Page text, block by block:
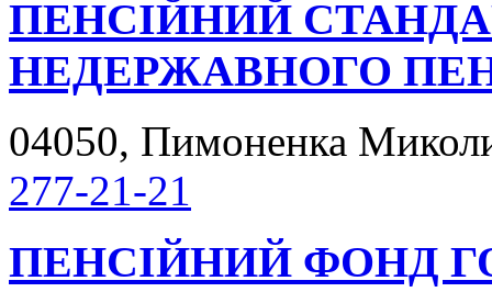
ПЕНСІЙНИЙ
НЕДЕРЖАВНОГО
04050, Пимоненка
277-21-21
ПЕНСІЙНИЙ ФОНД